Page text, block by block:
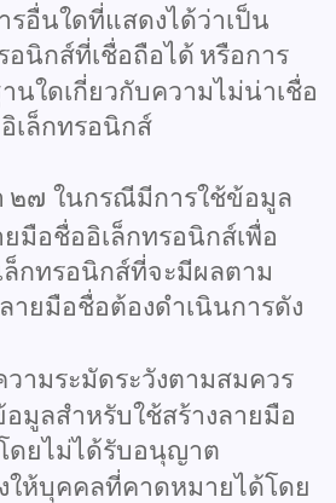
รอื่นใดที่แสดงได้ว่าเป็น
อนิกส์ที่เชื่อถือได้ หรือการ
นใดเกี่ยวกับความไม่น่าเชื่อ
เล็กทรอนิกส์
๒๗ ในกรณีมีการใช้ข้อมูล
มือชื่ออิเล็กทรอนิกส์เพื่อ
ล็กทรอนิกส์ที่จะมีผลตาม
ายมือชื่อต้องดำเนินการดัง
วามระมัดระวังตามสมควร
มูลสำหรับใช้สร้างลายมือ
ดยไม่ได้รับอนุญาต
ให้บุคคลที่คาดหมายได้โดย